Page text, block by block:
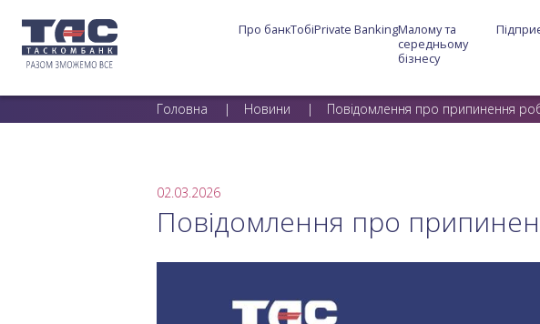
Про банкТобіPrivate BankingМалому та
середньому
бізнесу
Головна Новини Повідомлення про припинення
02.03.2026
Повідомлення про